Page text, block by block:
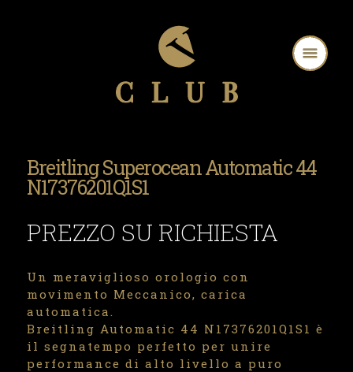
Breitling Superocean Automatic 44
N17376201Q1S1
PREZZO SU RICHIESTA
Un meraviglioso orologio con
movimento Meccanico, carica
automatica.
Breitling Automatic 44 N17376201Q1S1 è
il segnatempo perfetto per unire
performance di alto livello a puro